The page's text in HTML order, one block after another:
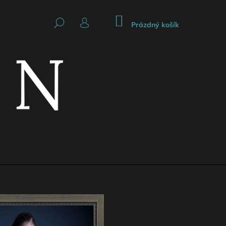
HLEDAT
PŘIHLÁŠENÍ
NÁKUPNÍ
KOŠÍK
Prázdný košík
SUKNĚ SE